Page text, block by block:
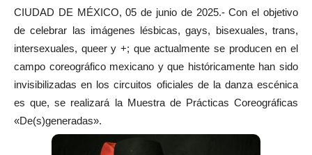
CIUDAD DE MÉXICO, 05 de junio de 2025.- Con el objetivo
de celebrar las imágenes lésbicas, gays, bisexuales, trans,
intersexuales, queer y +; que actualmente se producen en el
campo coreográfico mexicano y que históricamente han sido
invisibilizadas en los circuitos oficiales de la danza escénica
es que, se realizará la Muestra de Prácticas Coreográficas
«De(s)generadas».